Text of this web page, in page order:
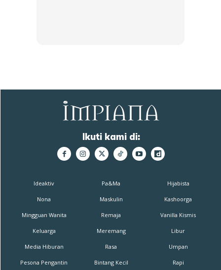
Ikuti kami di:
Ideaktiv
Nona
Mingguan Wanita
Keluarga
Media Hiburan
Pesona Pengantin
Pa&Ma
Maskulin
Remaja
Meremang
Rasa
Bintang Kecil
Hijabista
Kashoorga
Vanilla Kismis
Libur
Umpan
Rapi